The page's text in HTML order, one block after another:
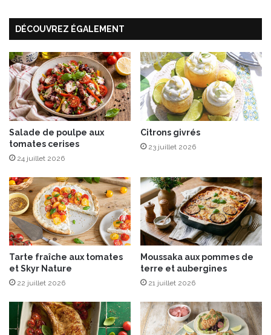
c
e
d
e
l
é
g
u
m
e
s
a
e
n
a
d
e
e
t
C
a
p
i
c
e
d
e
s
A
n
g
DÉCOUVREZ ÉGALEMENT
Salade de poulpe aux
tomates cerises
24 juillet 2026
Citrons givrés
23 juillet 2026
Tarte fraîche aux tomates
et Skyr Nature
22 juillet 2026
Moussaka aux pommes de
terre et aubergines
21 juillet 2026